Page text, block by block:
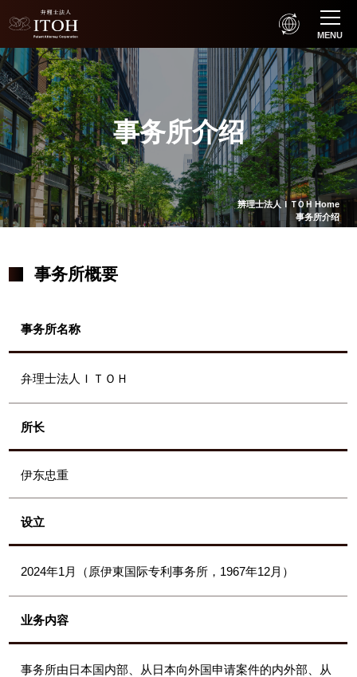
MENU
事务所介绍
辨理士法人 ＩＴＯＨ Home
事务所介绍
事务所概要
事务所名称
弁理士法人ＩＴＯＨ
所长
伊东忠重
设立
2024年1月（原伊東国际专利事务所，1967年12月）
业务内容
事务所由日本国内部、从日本向外国申请案件的内外部、从